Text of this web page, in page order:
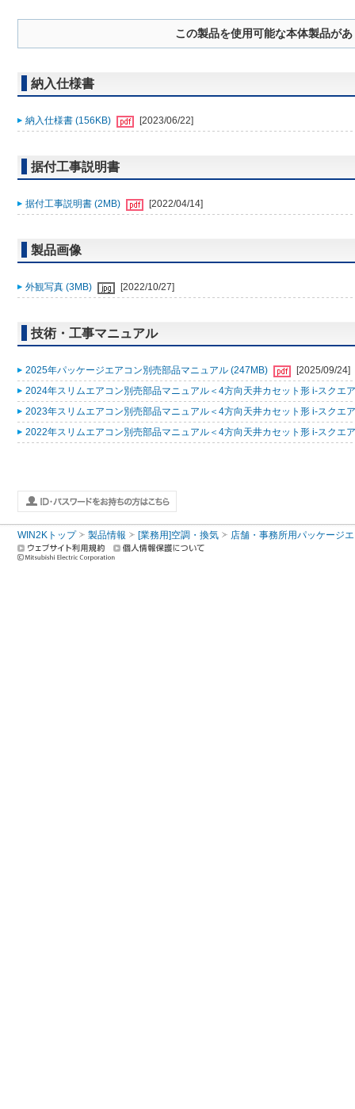
この製品を使用可能な本体製品が
納入仕様書
納入仕様書 (156KB) [2023/06/22]
据付工事説明書
据付工事説明書 (2MB) [2022/04/14]
製品画像
外観写真 (3MB) [2022/10/27]
技術・工事マニュアル
2025年パッケージエアコン別売部品マニュアル (247MB)
[2025/09/24]
2024年スリムエアコン別売部品マニュアル＜4方向天井カセット形 i-スクエ
2023年スリムエアコン別売部品マニュアル＜4方向天井カセット形 i-スクエ
2022年スリムエアコン別売部品マニュアル＜4方向天井カセット形 i-スクエ
WIN2Kトップ 製品情報 [業務用]空調・換気 店舗・事務所用パッケージ